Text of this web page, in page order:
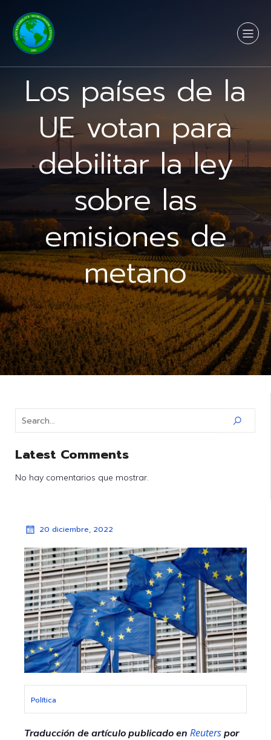
Los países de la
UE votan para
debilitar la ley
sobre las
emisiones de
metano
Latest Comments
No hay comentarios que mostrar.
20 diciembre, 2022
Política
Traducción de artículo publicado en Reuters por